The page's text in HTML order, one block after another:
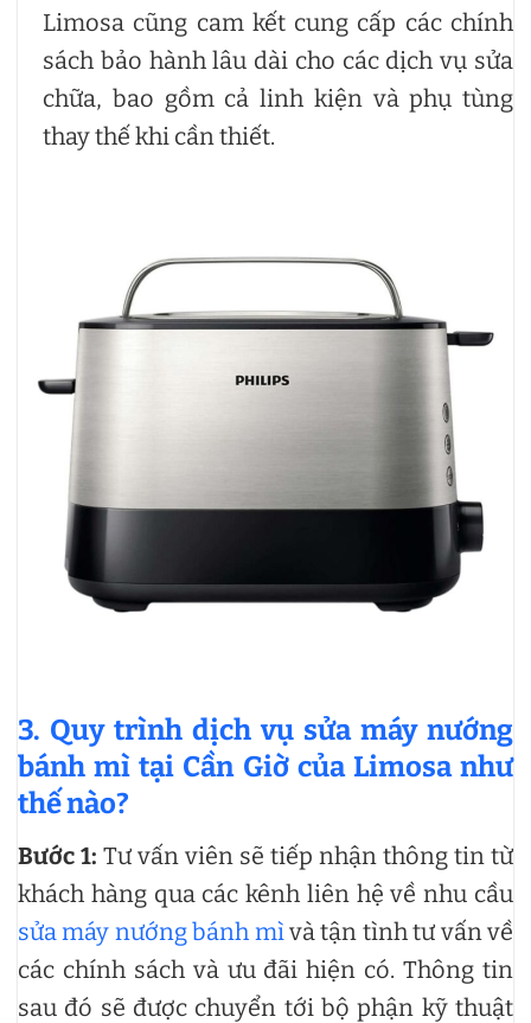
Limosa cũng cam kết cung cấp các chính
sách bảo hành lâu dài cho các dịch vụ sửa
chữa, bao gồm cả linh kiện và phụ tùng
thay thế khi cần thiết.
3. Quy trình dịch vụ sửa máy nướng
bánh mì tại Cần Giờ của Limosa như
thế nào?
Bước 1: Tư vấn viên sẽ tiếp nhận thông tin từ
khách hàng qua các kênh liên hệ về nhu cầu
sửa máy nướng bánh mì và tận tình tư vấn về
các chính sách và ưu đãi hiện có. Thông tin
sau đó sẽ được chuyển tới bộ phận kỹ thuật